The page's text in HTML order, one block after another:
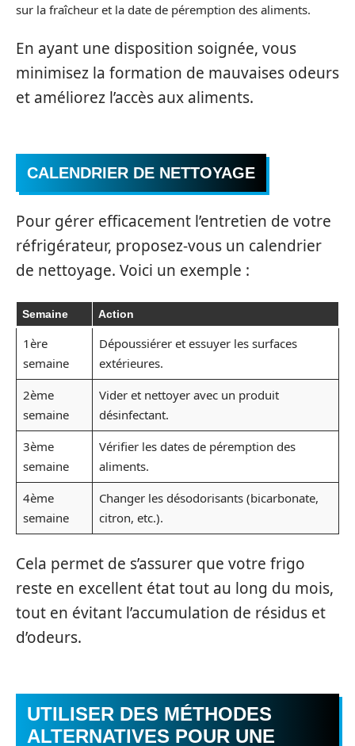
sur la fraîcheur et la date de péremption des aliments.
En ayant une disposition soignée, vous
minimisez la formation de mauvaises odeurs
et améliorez l’accès aux aliments.
CALENDRIER DE NETTOYAGE
Pour gérer efficacement l’entretien de votre
réfrigérateur, proposez-vous un calendrier
de nettoyage. Voici un exemple :
Semaine Action
1ère
semaine
Dépoussiérer et essuyer les surfaces
extérieures.
2ème
semaine
Vider et nettoyer avec un produit
désinfectant.
3ème
semaine
Vérifier les dates de péremption des
aliments.
4ème
semaine
Changer les désodorisants (bicarbonate,
citron, etc.).
Cela permet de s’assurer que votre frigo
reste en excellent état tout au long du mois,
tout en évitant l’accumulation de résidus et
d’odeurs.
UTILISER DES MÉTHODES
ALTERNATIVES POUR UNE